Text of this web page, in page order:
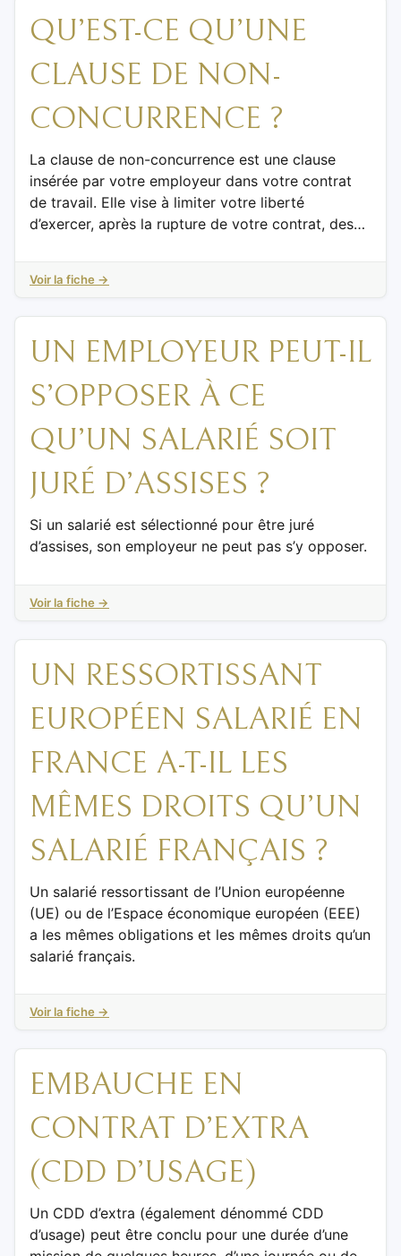
QU’EST-CE QU’UNE
CLAUSE DE NON-
CONCURRENCE ?
La clause de non-concurrence est une clause
insérée par votre employeur dans votre contrat
de travail. Elle vise à limiter votre liberté
d’exercer, après la rupture de votre contrat, des…
Voir la fiche →
UN EMPLOYEUR PEUT-IL
S’OPPOSER À CE
QU’UN SALARIÉ SOIT
JURÉ D’ASSISES ?
Si un salarié est sélectionné pour être juré
d’assises, son employeur ne peut pas s’y opposer.
Voir la fiche →
UN RESSORTISSANT
EUROPÉEN SALARIÉ EN
FRANCE A-T-IL LES
MÊMES DROITS QU’UN
SALARIÉ FRANÇAIS ?
Un salarié ressortissant de l’Union européenne
(UE) ou de l’Espace économique européen (EEE)
a les mêmes obligations et les mêmes droits qu’un
salarié français.
Voir la fiche →
EMBAUCHE EN
CONTRAT D’EXTRA
(CDD D’USAGE)
Un CDD d’extra (également dénommé CDD
d’usage) peut être conclu pour une durée d’une